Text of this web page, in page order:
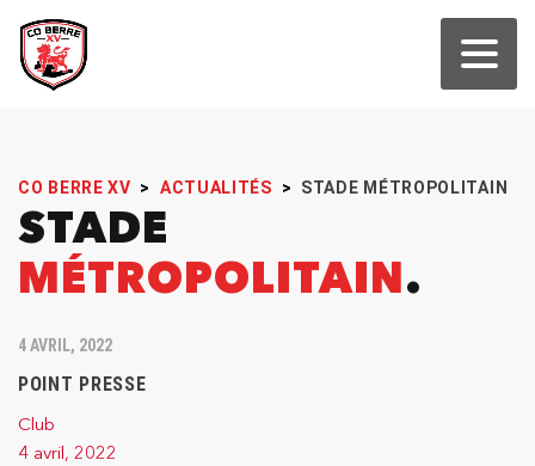
CO BERRE XV > ACTUALITÉS > STADE MÉTROPOLITAIN
STADE
MÉTROPOLITAIN
4 AVRIL, 2022
POINT PRESSE
Club
4 avril, 2022